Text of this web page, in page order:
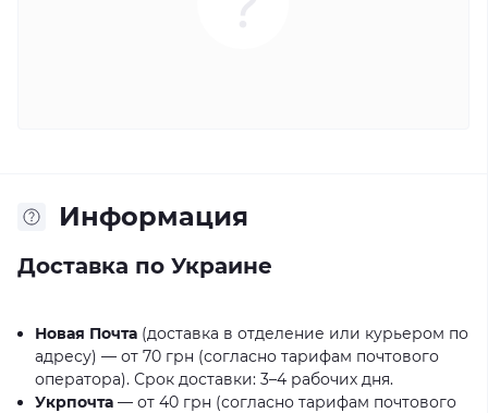
Информация
Доставка по Украине
Новая Почта (доставка в отделение или курьером по
адресу) — от 70 грн (согласно тарифам почтового
оператора). Срок доставки: 3–4 рабочих дня.
Укрпочта — от 40 грн (согласно тарифам почтового